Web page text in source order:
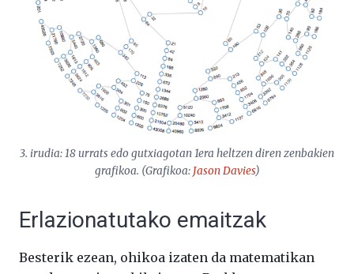
3. irudia: 18 urrats edo gutxiagotan 1era heltzen diren zenbakien
grafikoa. (Grafikoa: Jason Davies)
Erlazionatutako emaitzak
Besterik ezean, ohikoa izaten da matematikan